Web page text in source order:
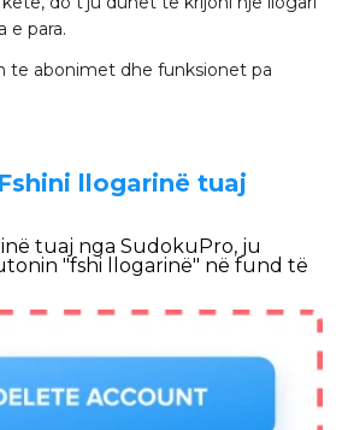
e para.
te abonimet dhe funksionet pa
llogarinë tuaj
tuaj nga SudokuPro, ju
"fshi llogarinë" në fund të